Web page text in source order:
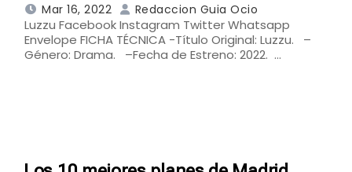
Mar 16, 2022 Redaccion Guia Ocio
Luzzu Facebook Instagram Twitter Whatsapp
Envelope FICHA TÉCNICA -Título Original: Luzzu. –
Género: Drama. –Fecha de Estreno: 2022. …